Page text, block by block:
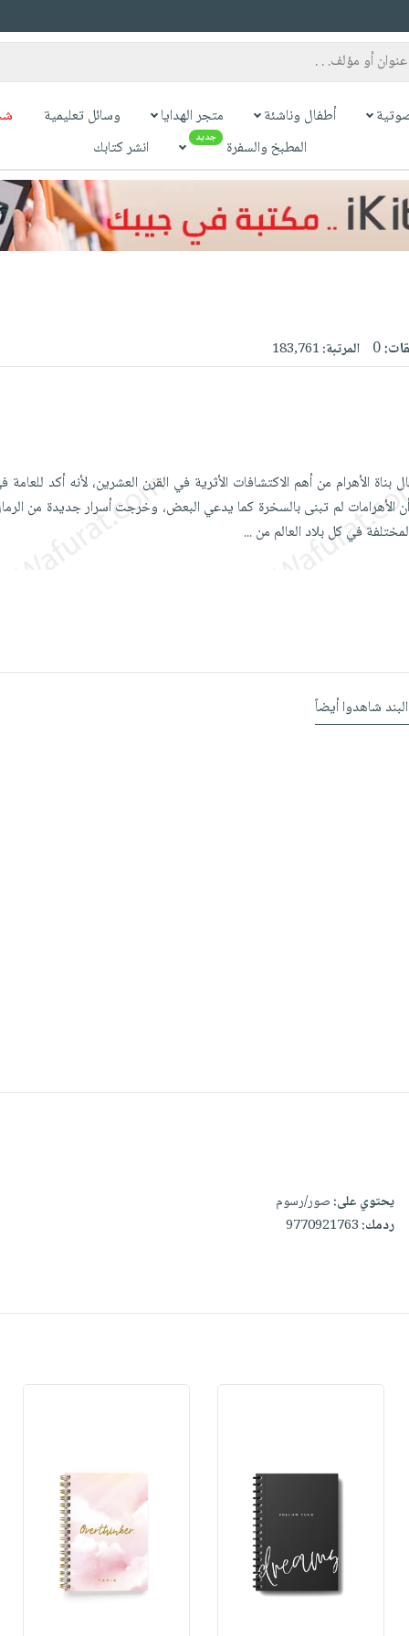
أطفال وناشئة متجر الهدايا وسائل تعليمية
المطبخ والسفرة
جديد انشر كتابك
0 المرتبة:183,761
بناة الأهرام من أهم الاكتشافات الأثرية في القرن العشرين، لأنه أكد
الأهرامات لم تبنى بالسخرة كما يدعي البعض، وخرجت أسرار جديدة من
في كل بلاد العالم من...
شاهدوا أيضاً
يحتوي على:صور/رسوم
ردمك:9770921763